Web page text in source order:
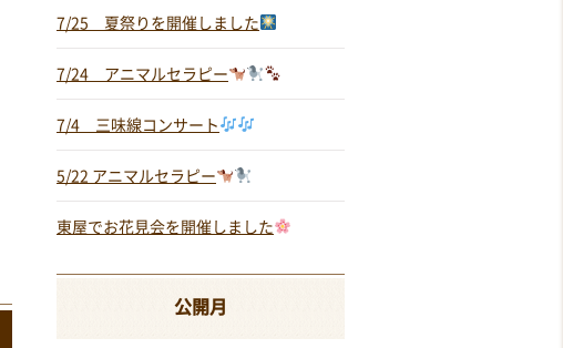
7/25 夏祭りを開催しました
7/24 アニマルセラピー
7/4 三味線コンサート
5/22 アニマルセラピー
東屋でお花見会を開催しました
公開月